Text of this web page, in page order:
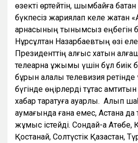
өзекті өртейтін, шымбайға
бүкпесіз жариялап келе жатқан
арнасының тынымсыз еңбегін
Нұрсұлтан Назарбаевтың өзі
Президенттің алғыс хатын
телеарна ұжымы үшін бұл биік
бұрын қалалық телевизия ретінде
бүгінде өңірлерді тұтас
хабар таратуға қауқарлы. Алып
аумағында ғана емес, Астана да
жұмыс істейді. Сондай-ақ
Қостанай, Солтүстік Қазақстан,